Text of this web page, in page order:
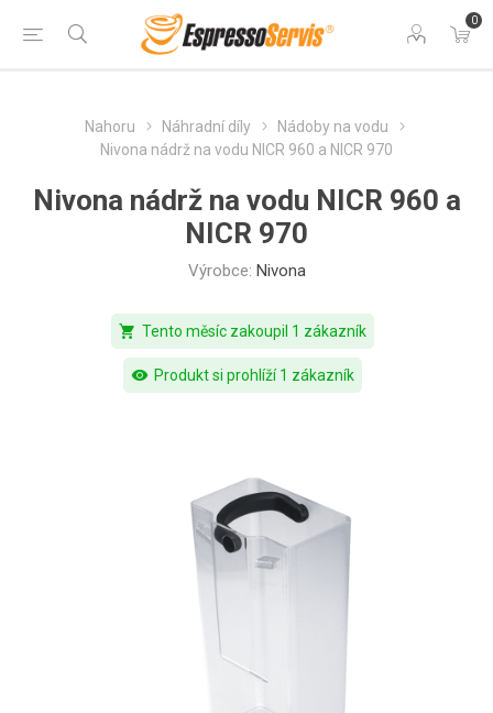
0
Nahoru Náhradní díly
Nádoby na vodu
Nivona nádrž na vodu NICR 960 a NICR 970
Nivona nádrž na vodu NICR 960 a
NICR 970
Výrobce: Nivona
shopping_cart Tento měsíc zakoupil 1 zákazník
visibility Produkt si prohlíží 1 zákazník